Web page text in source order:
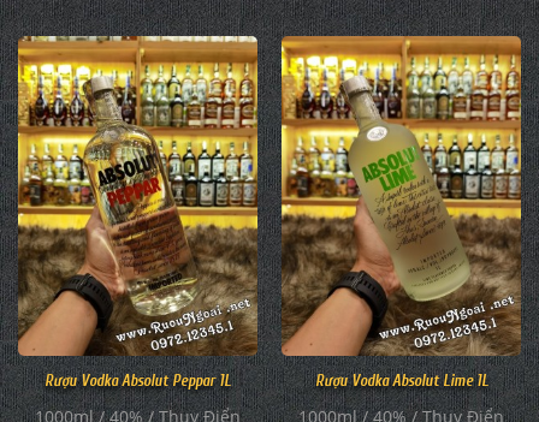
Rượu Vodka Absolut Peppar 1L
1000ml / 40% / Thụy Điển
Rượu Vodka Absolut Lime 1L
1000ml / 40% / Thụy Điển